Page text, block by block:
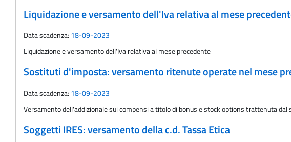
Liquidazione e versamento dell'Iva relativa al mese
Data scadenza: 18-09-2023
Liquidazione e versamento dell'Iva relativa al mese precedente
Sostituti d'imposta: versamento ritenute operate nel mese
Data scadenza: 18-09-2023
Versamento dell'addizionale sui compensi a titolo di bonus e stock options trattenuta
Soggetti IRES: versamento della c.d. Tassa Etica